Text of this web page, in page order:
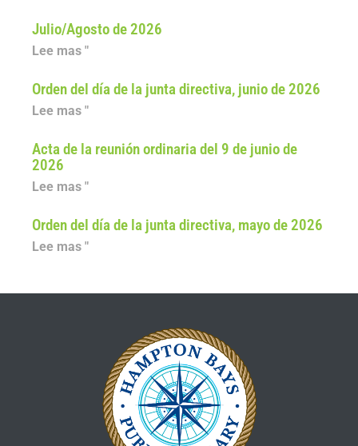
Julio/Agosto de 2026
Lee mas "
Orden del día de la junta directiva, junio de 2026
Lee mas "
Acta de la reunión ordinaria del 9 de junio de
2026
Lee mas "
Orden del día de la junta directiva, mayo de 2026
Lee mas "